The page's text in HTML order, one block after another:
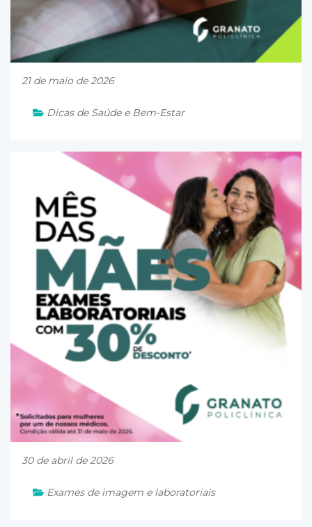
21 de maio de 2026
Dicas de Saúde e Bem-Estar
30 de abril de 2026
Exames de imagem e laboratoriais